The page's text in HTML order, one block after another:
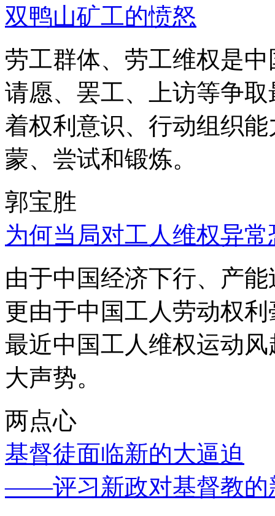
双鸭山矿工的愤怒
劳工群体、劳工维权是
请愿、罢工、上访等争
着权利意识、行动组织
蒙、尝试和锻炼。
郭宝胜
为何当局对工人维权异
由于中国经济下行、产
更由于中国工人劳动权
最近中国工人维权运动
大声势。
两点心
基督徒面临新的大逼迫
——评习新政对基督教的